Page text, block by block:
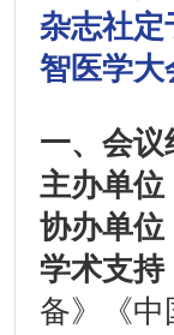
杂志社定
智医学大
一、 会议
主办单位
协办单位
学术支持
备》《